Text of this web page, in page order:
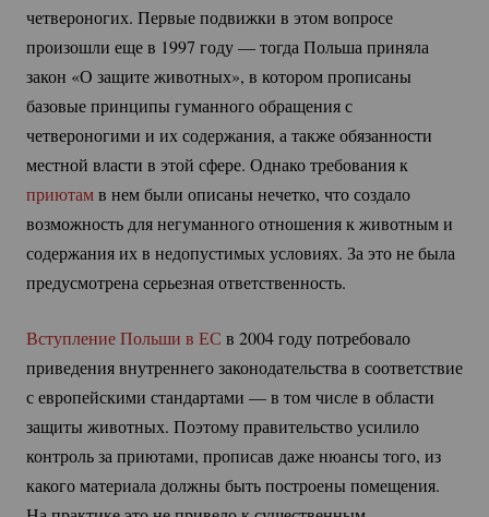
четвероногих. Первые подвижки в этом вопросе
произошли еще в 1997 году — тогда Польша приняла
закон «О защите животных», в котором прописаны
базовые принципы гуманного обращения с
четвероногими и их содержания, а также обязанности
местной власти в этой сфере. Однако требования к
приютамв нем были описаны нечетко, что создало
возможность для негуманного отношения к животным и
содержания их в недопустимых условиях. За это не была
предусмотрена серьезная ответственность.
Вступление Польши в ЕС в 2004 году потребовало
приведения внутреннего законодательства в соответствие
с европейскими стандартами — в том числе в области
защиты животных. Поэтому правительство усилило
контроль за приютами, прописав даже нюансы того, из
какого материала должны быть построены помещения.